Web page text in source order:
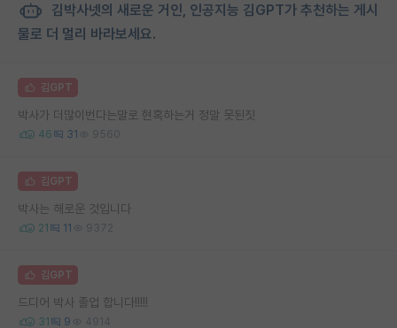
김박사넷의 새로운 거인, 인공지능 김GPT가 추천하는 게시
물로 더 멀리 바라보세요.
김GPT
박사가 더많이번다는말로 현혹하는거 정말 못된짓
46 31 9560
김GPT
박사는 해로운 것입니다
21 11 9372
김GPT
드디어 박사 졸업 합니다!!!!!
31 9 4914